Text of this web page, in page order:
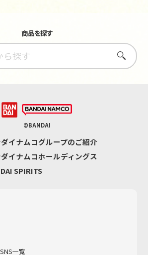
商品を探す
さがす
©BANDAI
イナムコグループのご紹介
イナムコホールディングス
SPIRITS
一覧